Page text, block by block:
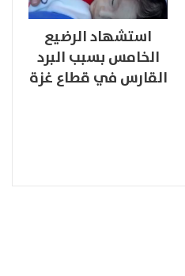
استشهاد الرضيع
الخامس بسبب البرد
القارس في قطاع غزة